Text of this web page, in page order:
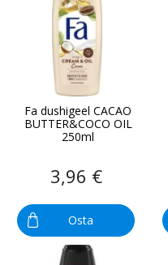
Fa dushigeel CACAO
BUTTER&COCO OIL
250ml
3,96 €
Osta